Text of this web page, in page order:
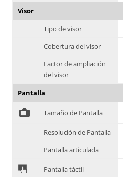
Visor
Tipo de visor
Cobertura del visor
Factor de ampliación
del visor
Pantalla
% Tamaño de Pantalla
Resolución de Pantalla
Pantalla articulada
& Pantalla táctil